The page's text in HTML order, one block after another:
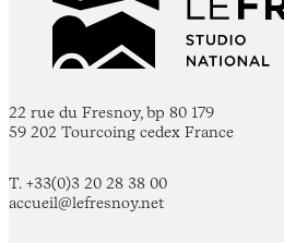
22 rue du Fresnoy, bp 80 179
59 202 Tourcoing cedex France
T. +33(0)3 20 28 38 00
accueil@lefresnoy.net